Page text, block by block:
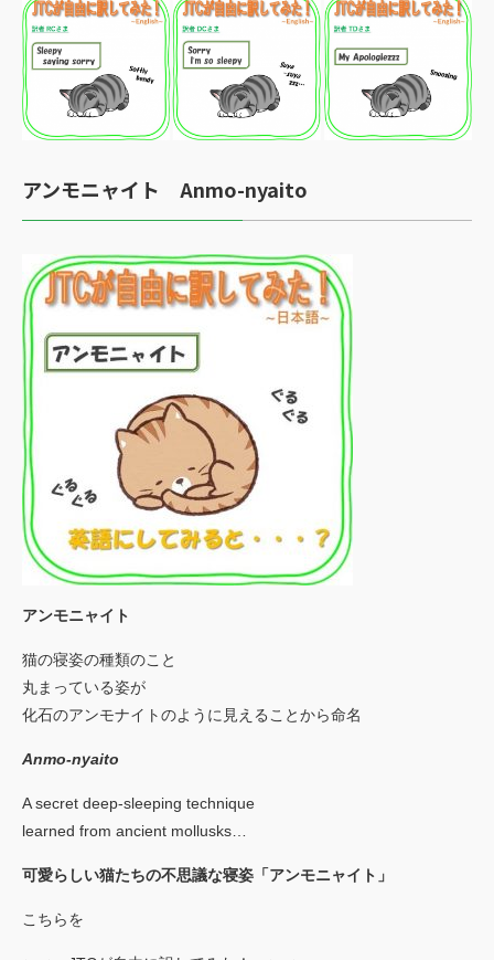
アンモニャイト Anmo-nyaito
アンモニャイト
猫の寝姿の種類のこと
丸まっている姿が
化石のアンモナイトのように見えることから命名
Anmo-nyaito
A secret deep-sleeping technique
learned from ancient mollusks…
可愛らしい猫たちの不思議な寝姿「アンモニャイト」
こちらを